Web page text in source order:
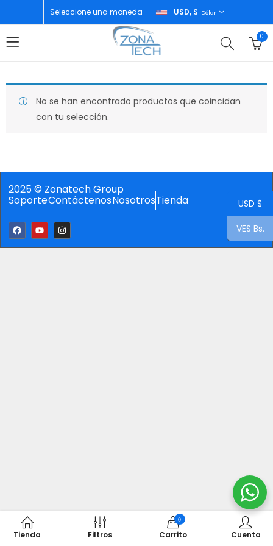
Seleccione una moneda USD, $ Dólar
0
No se han encontrado productos que coincidan
con tu selección.
2025 © Zonatech Group
SoporteContáctenosNosotrosTienda
Tienda Filtros
0
Carrito Cuenta
USD $
VES Bs.